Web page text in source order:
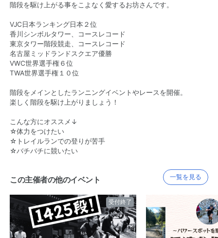
階段を駆け上がる事をこよなく愛するお坊さんです。
VJC日本ランキング日本２位
香川シンボルタワー、コースレコード
東京タワー階段競走、コースレコード
名古屋ミッドランドスクエア優勝
VWC世界選手権６位
TWA世界選手権１０位
階段をメインとしたランニングイベントやレースを開催。
楽しく階段を駆け上がりましょう！
こんな方にオススメ↓
☆体力をつけたい
☆トレイルランでの登りが苦手
☆バチバチに競いたい
この主催者の他のイベント 一覧を見る
受付終了